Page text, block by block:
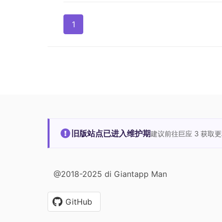
1
旧版站点已进入维护期建议前往巨应 3 获取
@2018-2025 di Giantapp Man
GitHub